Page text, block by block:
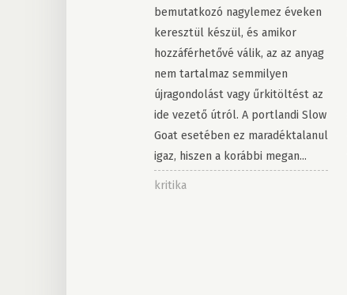
bemutatkozó nagylemez éveken
keresztül készül, és amikor
hozzáférhetővé válik, az az anyag
nem tartalmaz semmilyen
újragondolást vagy űrkitöltést az
ide vezető útról. A portlandi Slow
Goat esetében ez maradéktalanul
igaz, hiszen a korábbi megan...
kritika